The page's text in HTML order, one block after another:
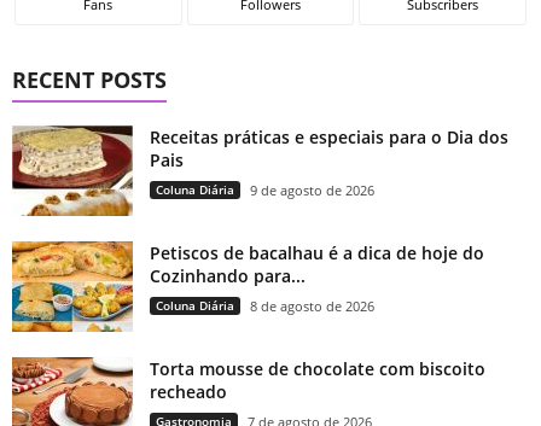
Fans Followers Subscribers
RECENT POSTS
Receitas práticas e especiais para o Dia dos
Pais
Coluna Diária 9 de agosto de 2026
Petiscos de bacalhau é a dica de hoje do
Cozinhando para...
Coluna Diária 8 de agosto de 2026
Torta mousse de chocolate com biscoito
recheado
Gastronomia 7 de agosto de 2026